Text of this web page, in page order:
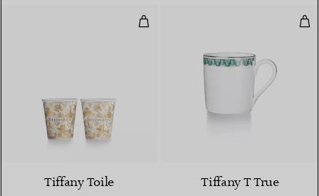
Tasses à café en porcelaine,
Tiffany Toile Tiffany T True